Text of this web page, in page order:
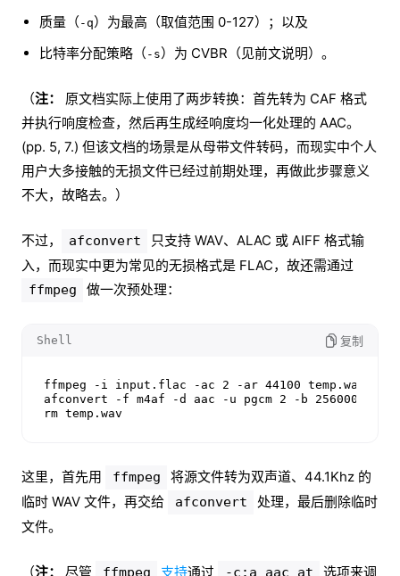
质量（ -q）为最高（取值范围 0-127）；以及
比特率分配策略（ -s）为 CVBR（见前文说明）。
（注：
原文档实际上使用了两步转换：首先转为 CAF 格式
并执行响度检查，然后再生成经响度均一化处理的 AAC。
(pp. 5, 7.) 但该文档的场景是从母带文件转码，而现实中个人
用户大多接触的无损文件已经过前期处理，再做此步骤意义
不大，故略去。）
不过， afconvert
只支持 WAV、ALAC 或 AIFF 格式输
入，而现实中更为常见的无损格式是 FLAC，故还需通过
ffmpeg 做一次预处理：
Shell 复制
ffmpeg -i input.flac -ac 2 -ar 44100 temp.wav && \
afconvert -f m4af -d aac -u pgcm 2 -b 256000 -q
rm temp.wav
这里，首先用 ffmpeg
将源文件转为双声道、44.1Khz 的
临时 WAV 文件，再交给
afconvert
处理，最后删除临时
文件。
（注： 尽管 ffmpeg 支持通过 -c:a aac_at 选项来调